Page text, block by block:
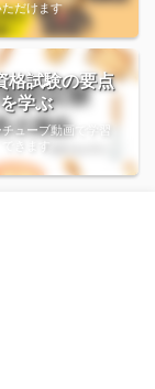
だけます
格試験の要点
を学ぶ
ューブ動画で学習